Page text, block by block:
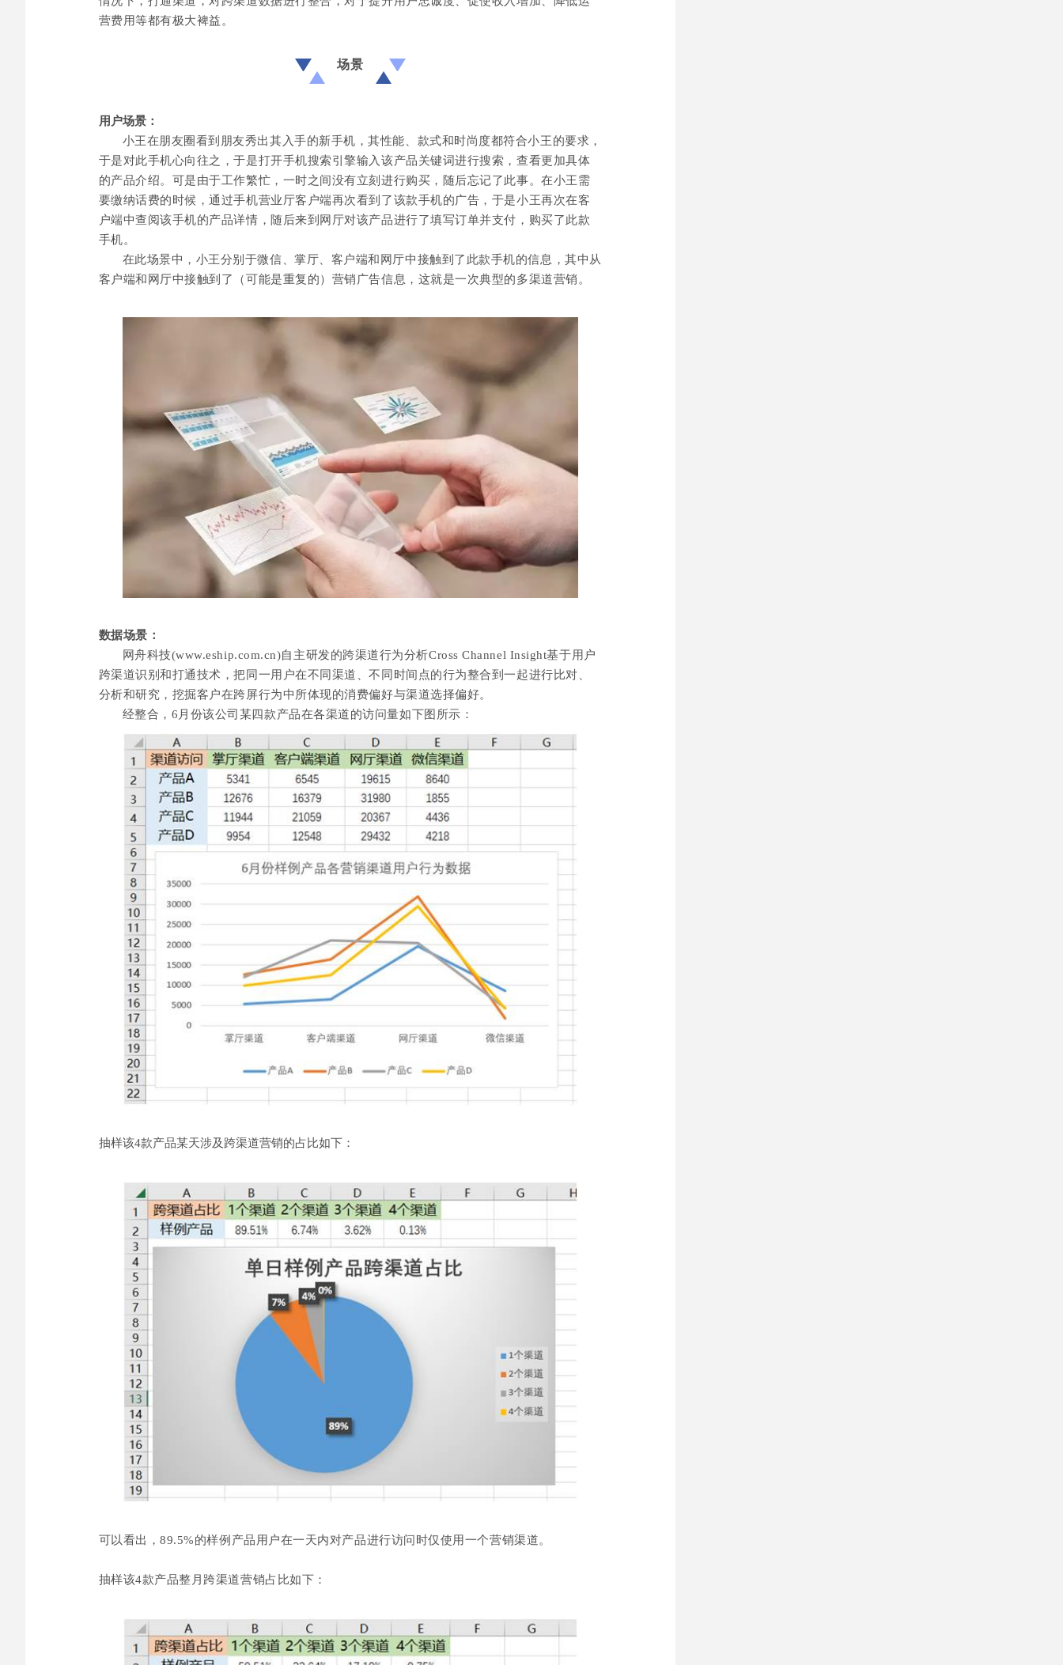
营费用等都有极大裨益。
场景
用户场景：
小王在朋友圈看到朋友秀出其入手的新手机，其性能、款式和时尚度都符合小王的要求，
于是对此手机心向往之，于是打开手机搜索引擎输入该产品关键词进行搜索，查看更加具体
的产品介绍。可是由于工作繁忙，一时之间没有立刻进行购买，随后忘记了此事。在小王需
要缴纳话费的时候，通过手机营业厅客户端再次看到了该款手机的广告，于是小王再次在客
户端中查阅该手机的产品详情，随后来到网厅对该产品进行了填写订单并支付，购买了此款
手机。
在此场景中，小王分别于微信、掌厅、客户端和网厅中接触到了此款手机的信息，其中从
客户端和网厅中接触到了（可能是重复的）营销广告信息，这就是一次典型的多渠道营销。
数据场景：
网舟科技(www.eship.com.cn)自主研发的跨渠道行为分析Cross Channel Insight基于用户
跨渠道识别和打通技术，把同一用户在不同渠道、不同时间点的行为整合到一起进行比对、
分析和研究，挖掘客户在跨屏行为中所体现的消费偏好与渠道选择偏好。
经整合，6月份该公司某四款产品在各渠道的访问量如下图所示：
抽样该4款产品某天涉及跨渠道营销的占比如下：
可以看出，89.5%的样例产品用户在一天内对产品进行访问时仅使用一个营销渠道。
抽样该4款产品整月跨渠道营销占比如下：